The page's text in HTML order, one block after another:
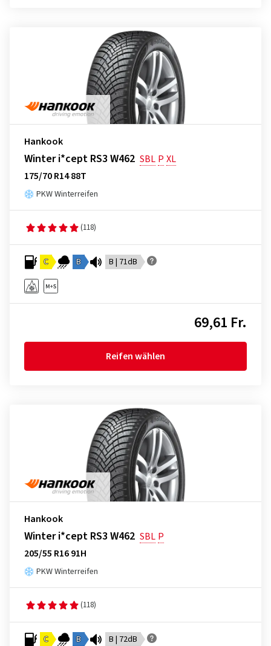
Hankook
Winter i*cept RS3 W462 SBL P XL
175/70 R14 88T
PKW Winterreifen
(118)
C B B | 71dB
69,61 Fr.
Reifen wählen
Hankook
Winter i*cept RS3 W462 SBL P
205/55 R16 91H
PKW Winterreifen
(118)
C B B | 72dB